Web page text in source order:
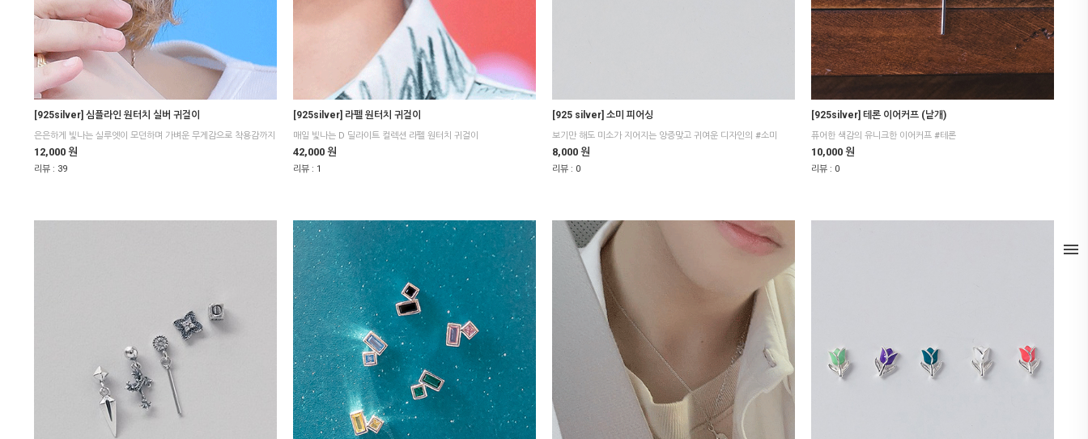
[925silver] 심플라인 원터치 실버 귀걸이
12,000 원
리뷰 : 39
[925silver] 라펠 원터치 귀걸이
매일 빛나는 D 딜라이트 컬렉션 라펠 원터치 귀걸이
42,000 원
리뷰 : 1
[925 silver] 소미 피어싱
보기만 해도 미소가 지어지는 앙증맞고 귀여운 디자인의 #소미
8,000 원
리뷰 : 0
[925silver] 테론 이어커프 (낱개)
퓨어한 색감의 유니크한 이어커프 #테론
10,000 원
리뷰 : 0